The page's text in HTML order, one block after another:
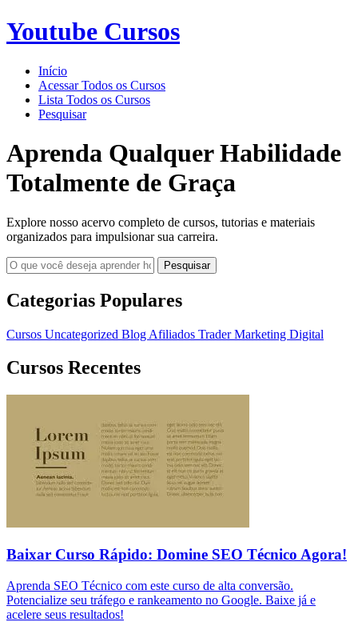
Youtube Cursos
Início
Acessar Todos os Cursos
Lista Todos os Cursos
Pesquisar
Aprenda Qualquer Habilidade
Totalmente de Graça
Explore nosso acervo completo de cursos, tutorias e materiais
organizados para impulsionar sua carreira.
Pesquisar
Categorias Populares
Cursos Uncategorized Blog Afiliados TraderMarketing Digital
Cursos Recentes
Baixar Curso Rápido: Domine SEO Técnico Agora!
Aprenda SEO Técnico com este curso de alta conversão.
Potencialize seu tráfego e rankeamento no Google. Baixe já e
acelere seus resultados!